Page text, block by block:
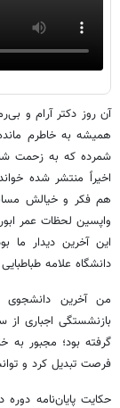
آن روز دکتر آرام و
همیشه به خاطرم
شمرده که به زحمت
اخیراً منتشر شده
هم فکر و خیالش
واپسین لحظات عمر
این آخرین دیدار ما
دانشگاه علامه
من آخرین دانشجوی
بازنشستگی اجباری از
گرفته بود؛ مجبور به
فرصت تبدیل کرد و
حکایت پایان‌نامه